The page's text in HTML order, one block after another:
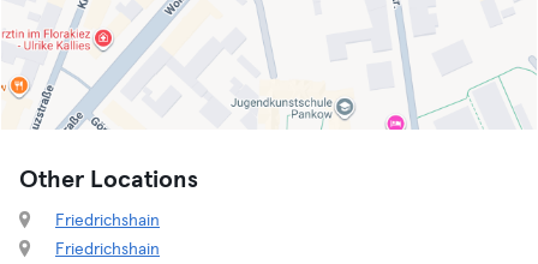
Other Locations
Friedrichshain
Friedrichshain